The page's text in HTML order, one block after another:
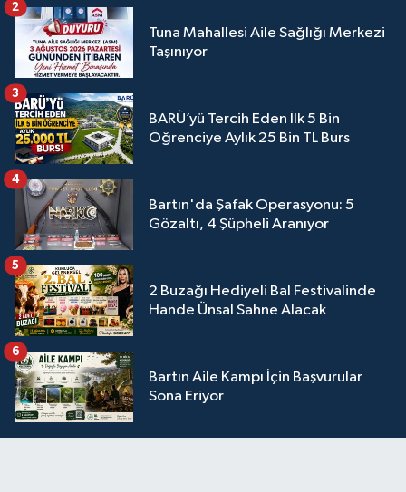
Tuna Mahallesi Aile Sağlığı Merkezi
Taşınıyor
2
BARÜ’yü Tercih Eden İlk 5 Bin
Öğrenciye Aylık 25 Bin TL Burs
3
Bartın'da Şafak Operasyonu: 5
Gözaltı, 4 Şüpheli Aranıyor
4
2 Buzağı Hediyeli Bal Festivalinde
Hande Ünsal Sahne Alacak
5
Bartın Aile Kampı İçin Başvurular
Sona Eriyor
6